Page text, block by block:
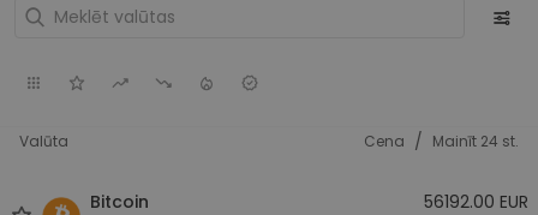
Valūta Cena / Mainīt 24 st.
Bitcoin
56192.00 EUR